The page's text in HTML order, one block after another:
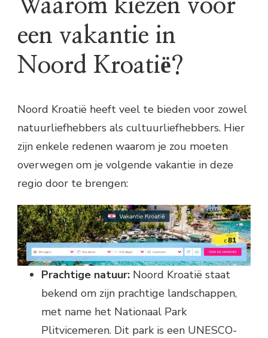
Waarom kiezen voor
een vakantie in
Noord Kroatië?
Noord Kroatië heeft veel te bieden voor zowel
natuurliefhebbers als cultuurliefhebbers. Hier
zijn enkele redenen waarom je zou moeten
overwegen om je volgende vakantie in deze
regio door te brengen:
Prachtige natuur: Noord Kroatië staat
bekend om zijn prachtige landschappen,
met name het Nationaal Park
Plitvicemeren. Dit park is een UNESCO-